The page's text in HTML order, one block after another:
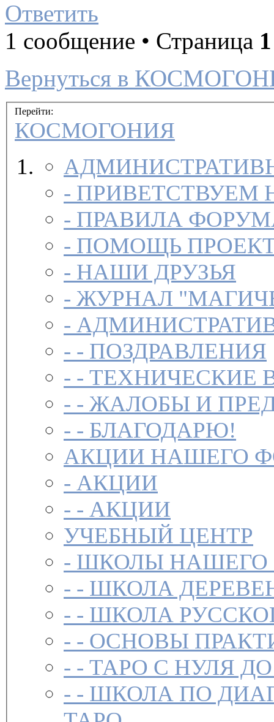
Ответить
1 сообщение • Страница 1
Вернуться в
Перейти:
КОСМОГОНИЯ
- ПРИВЕТСТВУЕМ
-
ПРАВИЛА
- ПОМОЩЬ
- НАШИ ДРУЗЬЯ
- ЖУРНАЛ
-
- - ПОЗДРАВЛЕНИЯ
- - ТЕХНИЧЕСКИЕ
- - ЖАЛОБЫ И
- - БЛАГОДАРЮ!
АКЦИИ НАШЕГО
- АКЦИИ
- - АКЦИИ
УЧЕБНЫЙ ЦЕНТР
- ШКОЛЫ НАШЕГО
- - ШКОЛА
- - ШКОЛА
- - ОСНОВЫ
- - ТАРО С НУЛЯ
- - ШКОЛА ПО